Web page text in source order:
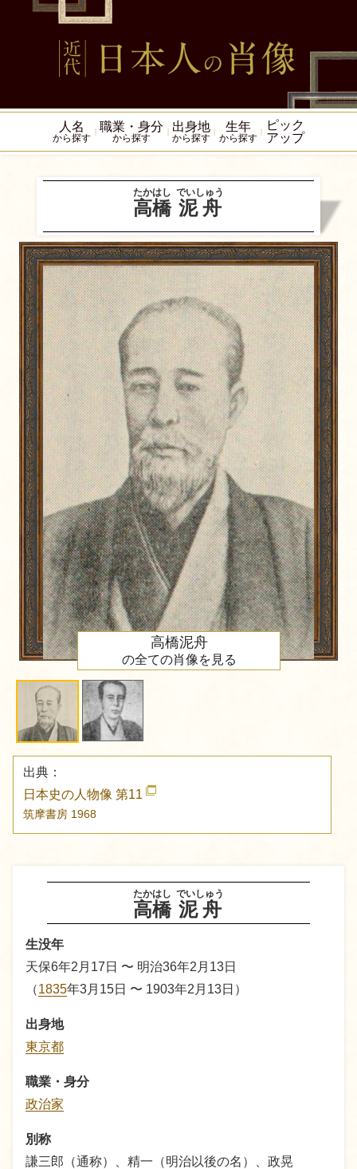
人名
から探す
職業・身分
から探す
出身地
から探す
生年
から探す
ピック
アップ
高橋
たかはし
泥舟
でいしゅう
生没年
天保6年2月17日 〜 明治36年2月13日
（1835年3月15日 〜 1903年2月13日）
出身地
東京都
職業・身分
政治家
別称
謙三郎（通称）、精一（明治以後の名）、政晃
高橋
たかはし
泥舟
でいしゅう
高橋泥舟
の全ての肖像を見る
出典：
日本史の人物像 第11
筑摩書房 1968